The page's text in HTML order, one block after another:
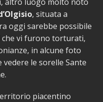
, situata a
oggi sarebbe possibile
vi furono torturati,
in alcune foto
le sorelle Sante
piacentino